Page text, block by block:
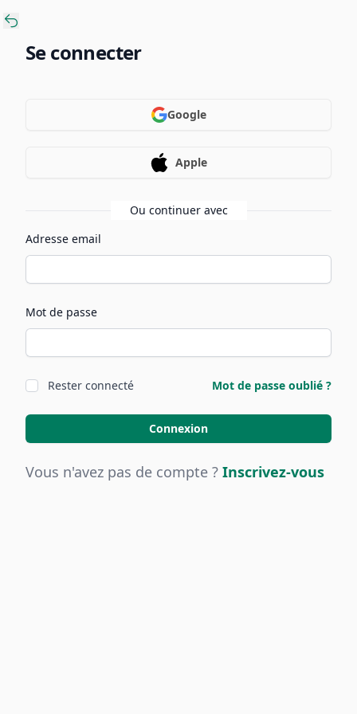
Se connecter
Google
Apple
Ou continuer avec
Adresse email
Mot de passe
Rester connecté Mot de passe oublié ?
Connexion
Vous n'avez pas de compte ? Inscrivez-vous